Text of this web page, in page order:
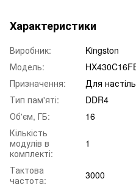
Характеристики
Виробник:
Kingston
Модель:
Призначення:
Для
Тип пам'яті:
DDR4
Об'єм, ГБ:
16
Кількість
модулів в
комплекті:
1
Тактова
частота:
3000